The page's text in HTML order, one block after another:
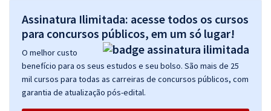
Assinatura Ilimitada: acesse todos os cursos
para concursos públicos, em um só lugar!
O melhor custo
benefício para os seus estudos e seu bolso. São mais de 25
mil cursos para todas as carreiras de concursos públicos, com
garantia de atualização pós-edital.